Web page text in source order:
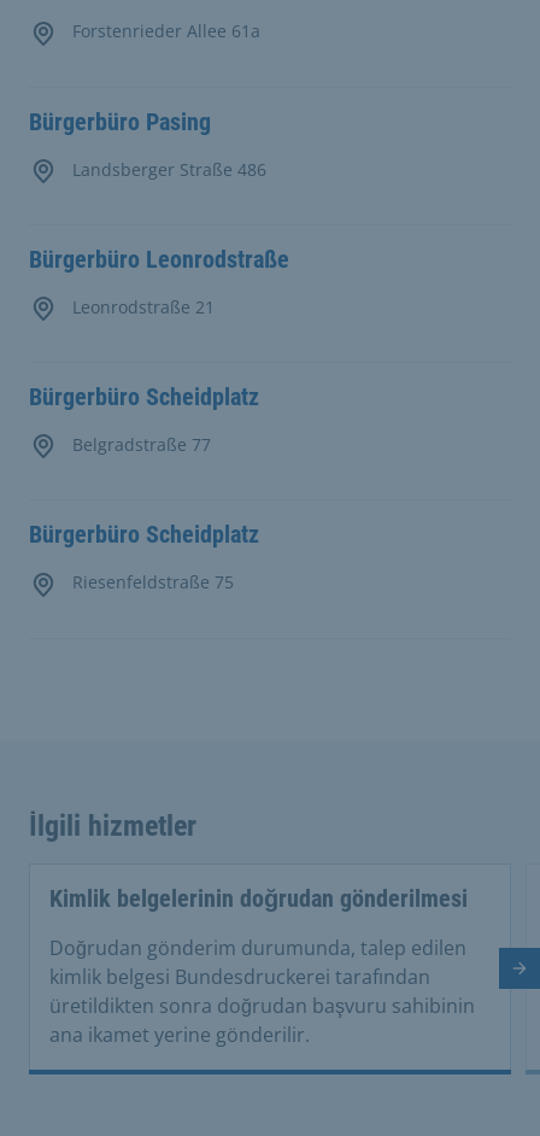
Forstenrieder Allee 61a
Bürgerbüro Pasing
Landsberger Straße 486
Bürgerbüro Leonrodstraße
Leonrodstraße 21
Bürgerbüro Scheidplatz
Belgradstraße 77
Bürgerbüro Scheidplatz
Riesenfeldstraße 75
İlgili hizmetler
Kimlik belgelerinin doğrudan gönderilmesi
Doğrudan gönderim durumunda, talep edilen
kimlik belgesi Bundesdruckerei tarafından
üretildikten sonra doğrudan başvuru sahibinin
ana ikamet yerine gönderilir.